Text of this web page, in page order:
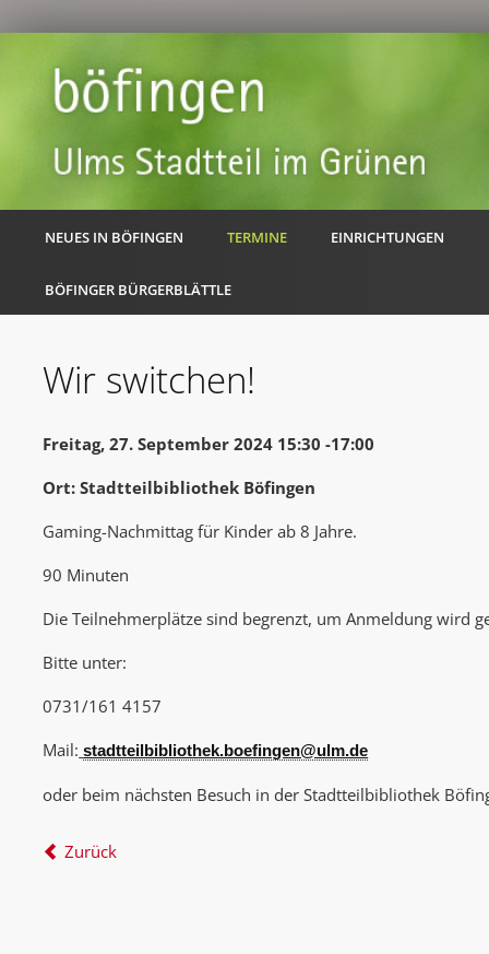
NEUES IN BÖFINGEN TERMINE EINRICHTUNGEN
BÖFINGER BÜRGERBLÄTTLE
Wir switchen!
Freitag, 27. September 2024 15:30 -17:00
Ort: Stadtteilbibliothek Böfingen
Gaming-Nachmittag für Kinder ab 8 Jahre.
90 Minuten
Die Teilnehmerplätze sind begrenzt, um Anmeldung wird
Bitte unter:
0731/161 4157
Mail: stadtteilbibliothek.boefingen@ulm.de
oder beim nächsten Besuch in der Stadtteilbibliothek
Zurück